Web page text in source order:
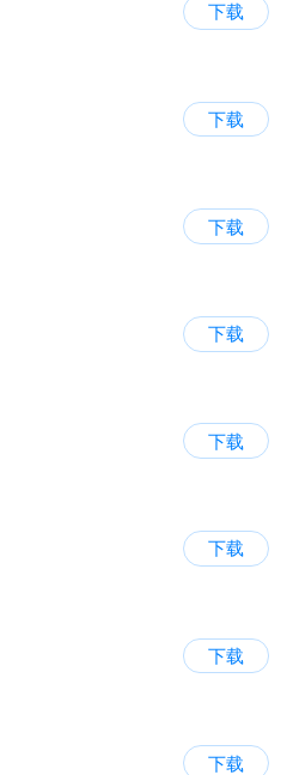
下载
下载
下载
下载
下载
下载
下载
下载